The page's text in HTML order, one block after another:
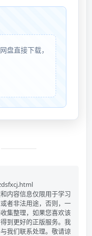
盘直接下载，
内容信息仅限用于学习
者非法用途，否则，一
集整理，如果您喜欢该
到更好的正版服务。我
我们联系处理。敬请谅